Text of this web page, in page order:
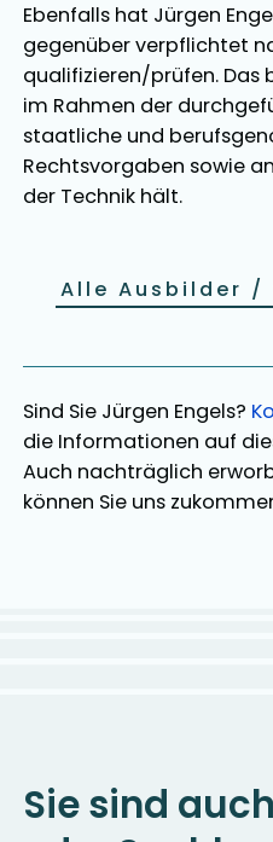
Ebenfalls hat Jürgen
gegenüber verpflichtet
qualifizieren/prüfen. Das
im Rahmen der
staatliche und
Rechtsvorgaben sowie
der Technik hält.
Alle Ausbilder /
Sind Sie Jürgen Engels?
die Informationen auf
Auch nachträglich
können Sie uns
Sie sind